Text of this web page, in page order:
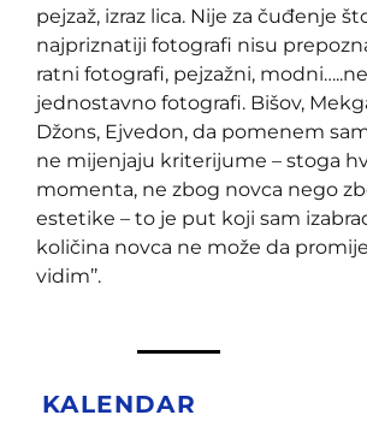
pejzaž, izraz lica. Nije za čuđenje
najpriznatiji fotografi nisu
ratni fotografi, pejzažni,
jednostavno fotografi. Bišov,
Džons, Ejvedon, da pomenem
ne mijenjaju kriterijume – stoga
momenta, ne zbog novca nego
estetike – to je put koji sam
količina novca ne može da
vidim’’.
KALENDAR